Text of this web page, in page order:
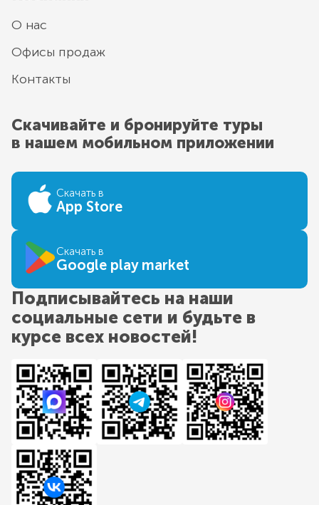
О нас
Офисы продаж
Контакты
Скачивайте и бронируйте туры
в нашем мобильном приложении
Скачать в
App Store
Скачать в
Google play market
Подписывайтесь на наши
социальные сети и будьте в
курсе всех новостей!